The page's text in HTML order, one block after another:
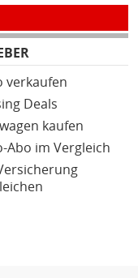
verkaufen
Deals
kaufen
Abo im Vergleich